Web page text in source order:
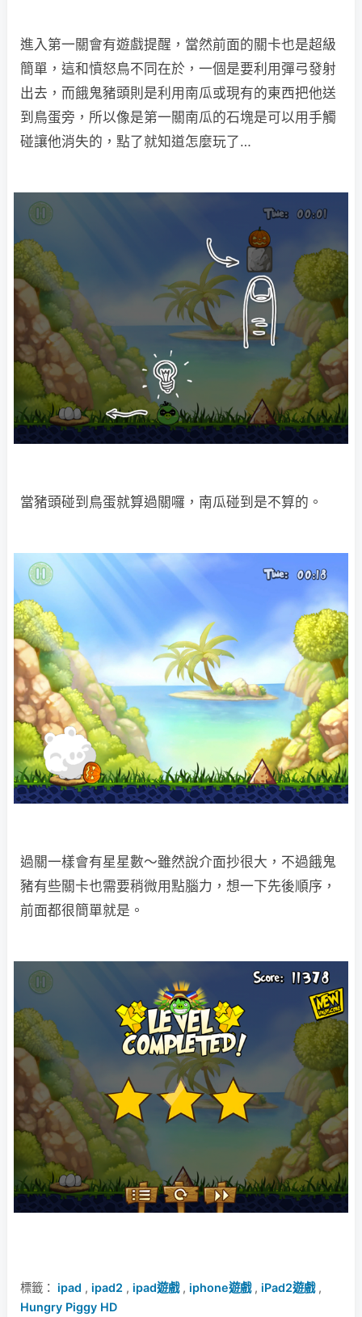
進入第一關會有遊戲提醒，當然前面的關卡也是超級
簡單，這和憤怒鳥不同在於，一個是要利用彈弓發射
出去，而餓鬼豬頭則是利用南瓜或現有的東西把他送
到鳥蛋旁，所以像是第一關南瓜的石塊是可以用手觸
碰讓他消失的，點了就知道怎麼玩了…
當豬頭碰到鳥蛋就算過關囉，南瓜碰到是不算的。
過關一樣會有星星數～雖然說介面抄很大，不過餓鬼
豬有些關卡也需要稍微用點腦力，想一下先後順序，
前面都很簡單就是。
標籤： ipad , ipad2 , ipad遊戲, iphone遊戲, iPad2遊戲,
Hungry Piggy HD